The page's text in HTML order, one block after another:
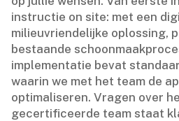
instructie on site: met een
milieuvriendelijke oplossing,
bestaande
implementatie bevat
waarin we met het team de
optimaliseren.​ Vragen over
gecertificeerde team staat